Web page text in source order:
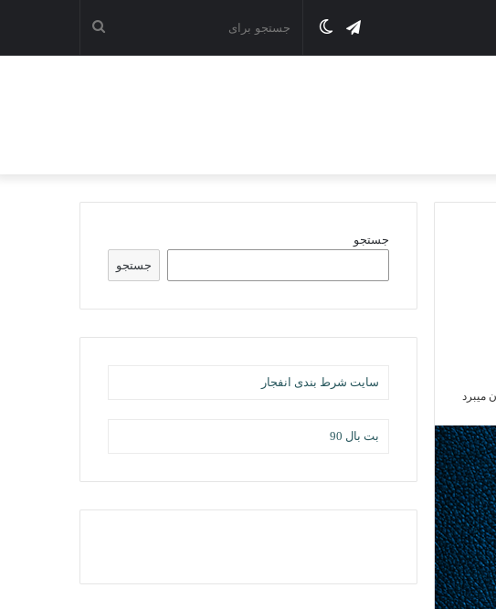
جستجو تغییرتلگرام
جستجو
جستجو
سایت شرط بندی انفجار
بت بال 90